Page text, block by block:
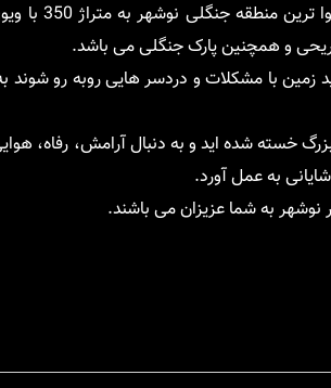
در توسکا ، لازم بذکر است این زمین جنگلی در
و همچنین پارک جنگلی می باشد.
زمین با مشکلات و دردسر هایی روبه رو شوند
خسته شده اید و به دنبال آرامش، رفاه،
به شما عزیزان می باشند.